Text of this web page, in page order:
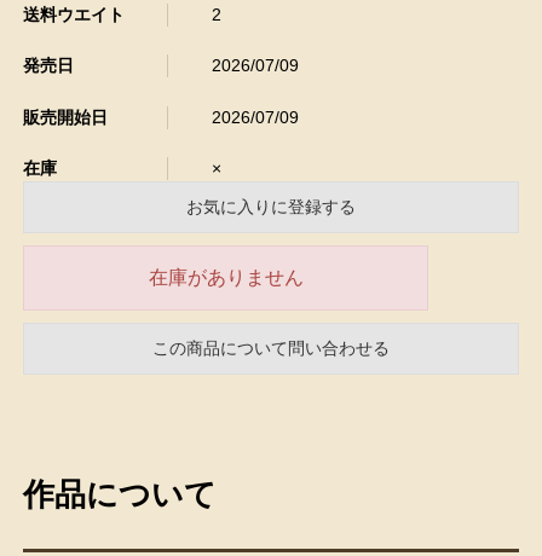
送料ウエイト 2
発売日 2026/07/09
販売開始日 2026/07/09
在庫
×
お気に入りに登録する
在庫がありません
この商品について問い合わせる
作品について